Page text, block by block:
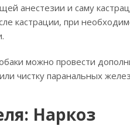
анестезии и саму
кастрации, при
можно провести
чистку паранальных
Наркоз